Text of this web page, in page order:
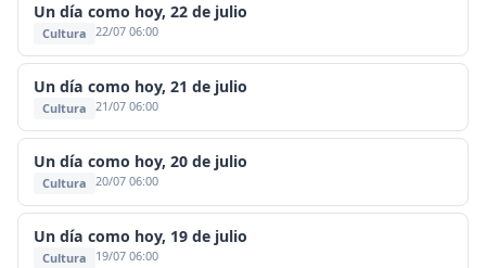
Un día como hoy, 22 de julio
Cultura 22/07 06:00
Un día como hoy, 21 de julio
Cultura 21/07 06:00
Un día como hoy, 20 de julio
Cultura 20/07 06:00
Un día como hoy, 19 de julio
Cultura 19/07 06:00